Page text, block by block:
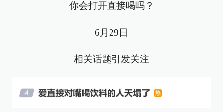
你会打开直接喝吗？
6月29日
相关话题引发关注